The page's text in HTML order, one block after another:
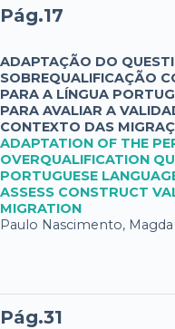
Pág.17
ADAPTAÇÃO DO
SOBREQUALIFICAÇÃO
PARA A LÍNGUA
PARA AVALIAR A
CONTEXTO DAS
ADAPTATION OF THE
OVERQUALIFICATION
PORTUGUESE
ASSESS CONSTRUCT
MIGRATION
Paulo Nascimento,
Pág.31